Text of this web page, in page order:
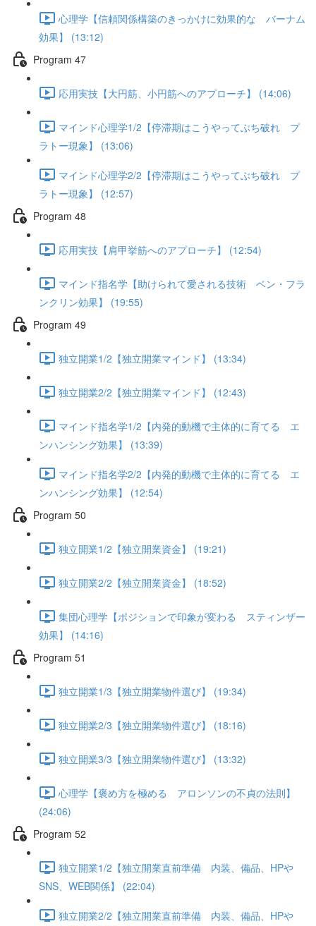
心理学【信頼関係構築のきっかけに効果的な バーナム
効果】 (13:12)
Program 47
応用実技【大円筋、小円筋へのアプローチ】 (14:06)
マインド心理学1/2【停滞期はこうやってぶち破れ プ
ラトー現象】 (13:06)
マインド心理学2/2【停滞期はこうやってぶち破れ プ
ラトー現象】 (12:57)
Program 48
応用実技【肩甲挙筋へのアプローチ】 (12:54)
マインド指名学【助けられて愛される技術 ベン・フラ
ンクリン効果】 (19:55)
Program 49
独立開業1/2【独立開業マインド】 (13:34)
独立開業2/2【独立開業マインド】 (12:43)
マインド指名学1/2【内発的動機で主体的に育てる エ
ンハンシング効果】 (13:39)
マインド指名学2/2【内発的動機で主体的に育てる エ
ンハンシング効果】 (12:54)
Program 50
独立開業1/2【独立開業資金】 (19:21)
独立開業2/2【独立開業資金】 (18:52)
集団心理学【ポジションで印象が変わる スティンザー
効果】 (14:16)
Program 51
独立開業1/3【独立開業物件選び】 (19:34)
独立開業2/3【独立開業物件選び】 (18:16)
独立開業3/3【独立開業物件選び】 (13:32)
心理学【褒め方を極める アロンソンの不貞の法則】
(24:06)
Program 52
独立開業1/2【独立開業直前準備 内装、備品、HPや
SNS、WEB関係】 (22:04)
独立開業2/2【独立開業直前準備 内装、備品、HPや